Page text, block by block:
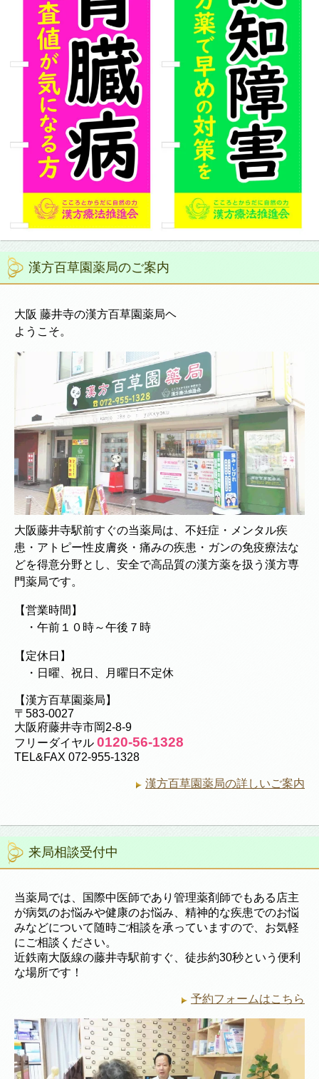
漢方百草園薬局のご案内
大阪 藤井寺の漢方百草園薬局ヘ
ようこそ。
大阪藤井寺駅前すぐの当薬局は、不妊症・メンタル疾
患・アトピー性皮膚炎・痛みの疾患・ガンの免疫療法な
どを得意分野とし、安全で高品質の漢方薬を扱う漢方専
門薬局です。
【営業時間】
・午前１０時～午後７時
【定休日】
・日曜、祝日、月曜日不定休
【漢方百草園薬局】
〒583-0027
大阪府藤井寺市岡2-8-9
フリーダイヤル 0120-56-1328
TEL&FAX 072-955-1328
漢方百草園薬局の詳しいご案内
来局相談受付中
当薬局では、国際中医師であり管理薬剤師でもある店主
が病気のお悩みや健康のお悩み、精神的な疾患でのお悩
みなどについて随時ご相談を承っていますので、お気軽
にご相談ください。
近鉄南大阪線の藤井寺駅前すぐ、徒歩約30秒という便利
な場所です！
予約フォームはこちら